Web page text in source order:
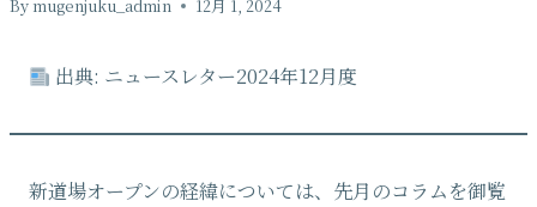
By mugenjuku_admin 12月 1, 2024
出典: ニュースレター2024年12月度
新道場オープンの経緯については、先月のコラムを御覧